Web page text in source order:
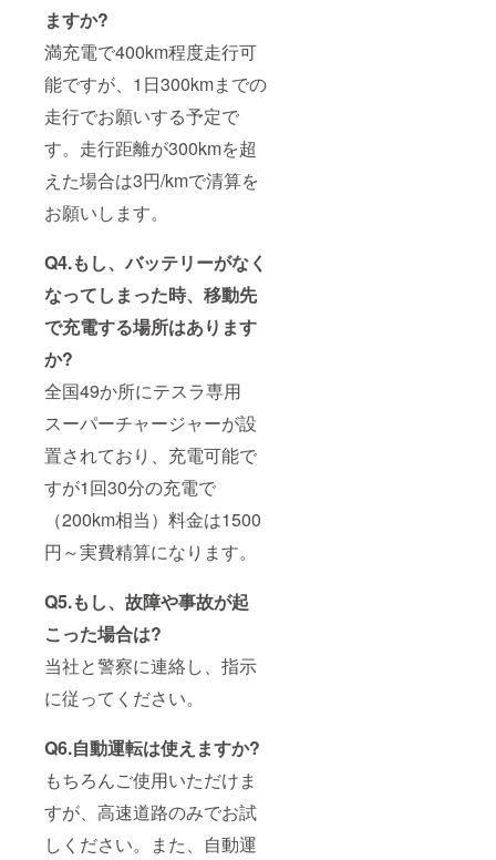
ますか?
満充電で400km程度走行可
能ですが、1日300kmまでの
走行でお願いする予定で
す。走行距離が300kmを超
えた場合は3円/kmで清算を
お願いします。
Q4.もし、バッテリーがなく
なってしまった時、移動先
で充電する場所はあります
か?
全国49か所にテスラ専用
スーパーチャージャーが設
置されており、充電可能で
すが1回30分の充電で
（200km相当）料金は1500
円～実費精算になります。
Q5.もし、故障や事故が起
こった場合は?
当社と警察に連絡し、指示
に従ってください。
Q6.自動運転は使えますか?
もちろんご使用いただけま
すが、高速道路のみでお試
しください。また、自動運